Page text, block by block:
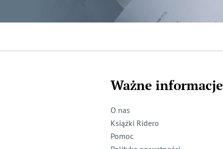
Ważne informacje
O nas
Książki Ridero
Pomoc